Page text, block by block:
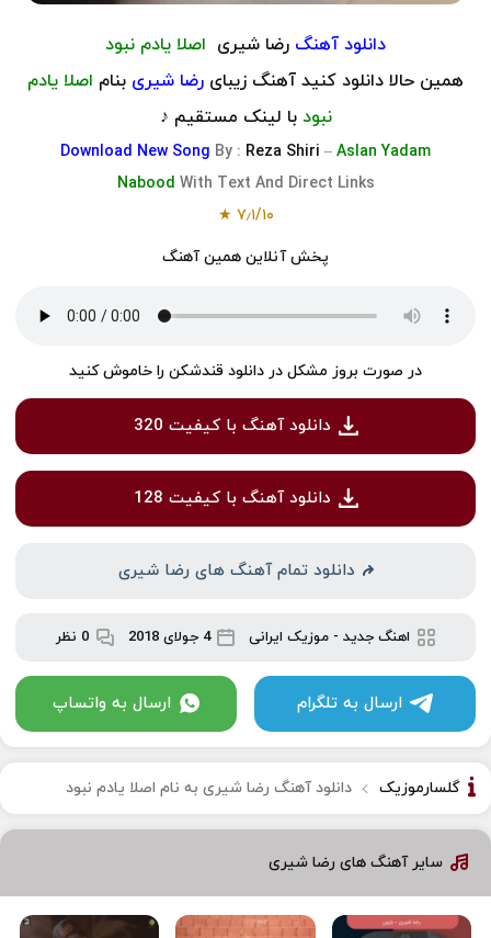
دانلود آهنگ ​رضا شیری اصلا یادم نبود
همین حالا دانلود کنید آهنگ زیبای رضا شیری بنام اصلا یادم
نبود با لینک مستقیم ♪
Download New Song By : Reza Shiri – Aslan Yadam
Nabood With Text And Direct Links
۷٫۱/۱۰ ★
پخش آنلاین همین آهنگ
در صورت بروز مشکل در دانلود قندشکن را خاموش کنید
دانلود آهنگ با کیفیت 320
دانلود آهنگ با کیفیت 128
دانلود تمام آهنگ های رضا شیری
اهنگ جدید- موزیک ایرانی 4 جولای 2018 0 نظر
ارسال به تلگرام ارسال به واتساپ
گلسارموزیک دانلود آهنگ رضا شیری به نام اصلا یادم نبود
سایر آهنگ های رضا شیری